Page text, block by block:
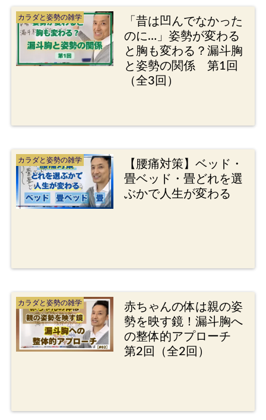
カラダと姿勢の雑学
「昔は凹んでなかった
のに…」姿勢が変わる
と胸も変わる？漏斗胸
と姿勢の関係 第1回
（全3回）
カラダと姿勢の雑学
【腰痛対策】ベッド・
畳ベッド・畳どれを選
ぶかで人生が変わる
カラダと姿勢の雑学
赤ちゃんの体は親の姿
勢を映す鏡！漏斗胸へ
の整体的アプローチ
第2回（全2回）